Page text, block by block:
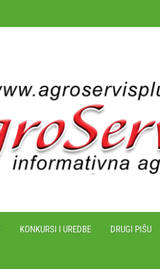
KONKURSI I UREDBE DRUGI PIŠU